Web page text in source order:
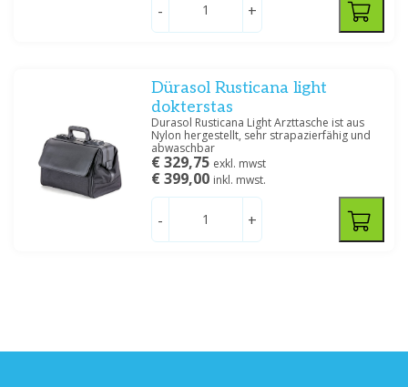
- +
Dürasol Rusticana light
dokterstas
Durasol Rusticana Light Arzttasche ist aus
Nylon hergestellt, sehr strapazierfähig und
abwaschbar
€ 329,75 exkl. mwst
€ 399,00 inkl. mwst.
- +